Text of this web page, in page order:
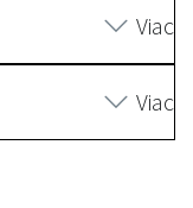
Viac
Viac